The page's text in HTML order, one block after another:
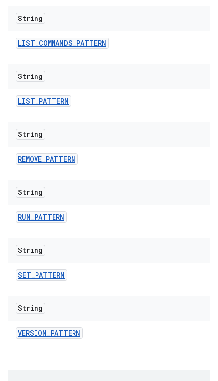
String
LIST_COMMANDS_PATTERN
String
LIST_PATTERN
String
REMOVE_PATTERN
String
RUN_PATTERN
String
SET_PATTERN
String
VERSION_PATTERN